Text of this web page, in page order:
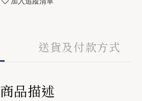
送貨及付款方式
商品描述